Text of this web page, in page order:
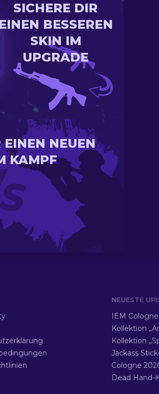
SICHERE DIR
EINEN BESSEREN
SKIN IM
UPGRADE
EINEN NEUEN
KAMPF
NEUESTE
IEM
Kollektion
Kollektion
Jackass
Cologne
Dead Hand-